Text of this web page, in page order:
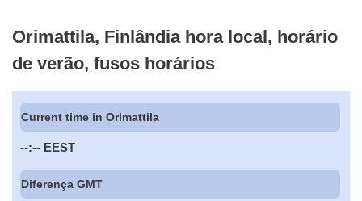
Orimattila, Finlândia hora local, horário
de verão, fusos horários
Current time in Orimattila
--:-- EEST
Diferença GMT